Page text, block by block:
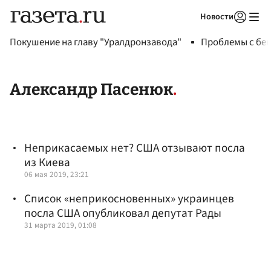
Новости
Покушение на главу "Уралдронзавода" Проблемы с
Александр Пасенюк
Неприкасаемых нет? США отзывают посла
из Киева
06 мая 2019, 23:21
Список «неприкосновенных» украинцев
посла США опубликовал депутат Рады
31 марта 2019, 01:08